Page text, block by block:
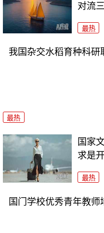
对流
最热
我国杂交水稻育种科研
最热
国家
求是
最热
国门学校优秀青年教